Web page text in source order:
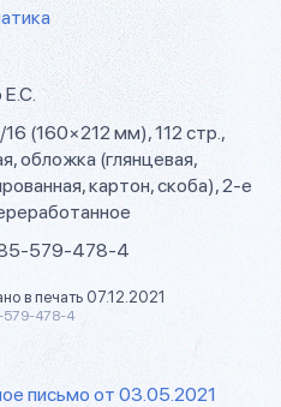
Е.С.
(160×212 мм), 112 стр.,
обложка (глянцевая,
картон, скоба), 2-е
579-478-4
в печать 07.12.2021
579-478-4
письмо от 03.05.2021